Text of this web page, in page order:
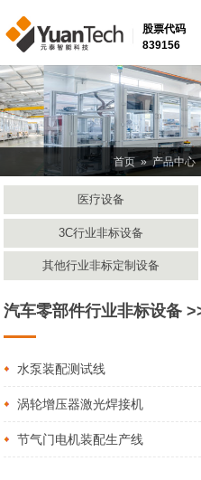
股票代码
839156
首页»产品中心
医疗设备
3C行业非标设备
其他行业非标定制设备
汽车零部件行业非标设备
水泵装配测试线
涡轮增压器激光焊接机
节气门电机装配生产线